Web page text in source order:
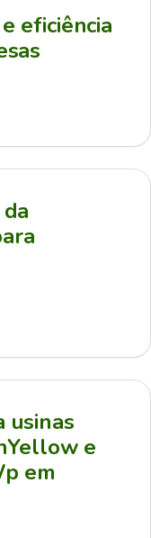
eficiência
usinas
e
em